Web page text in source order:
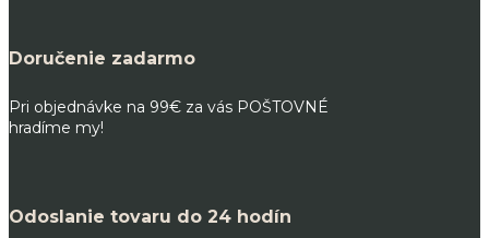
Doručenie zadarmo
Pri objednávke na 99€ za vás POŠTOVNÉ
hradíme my!
Odoslanie tovaru do 24 hodín